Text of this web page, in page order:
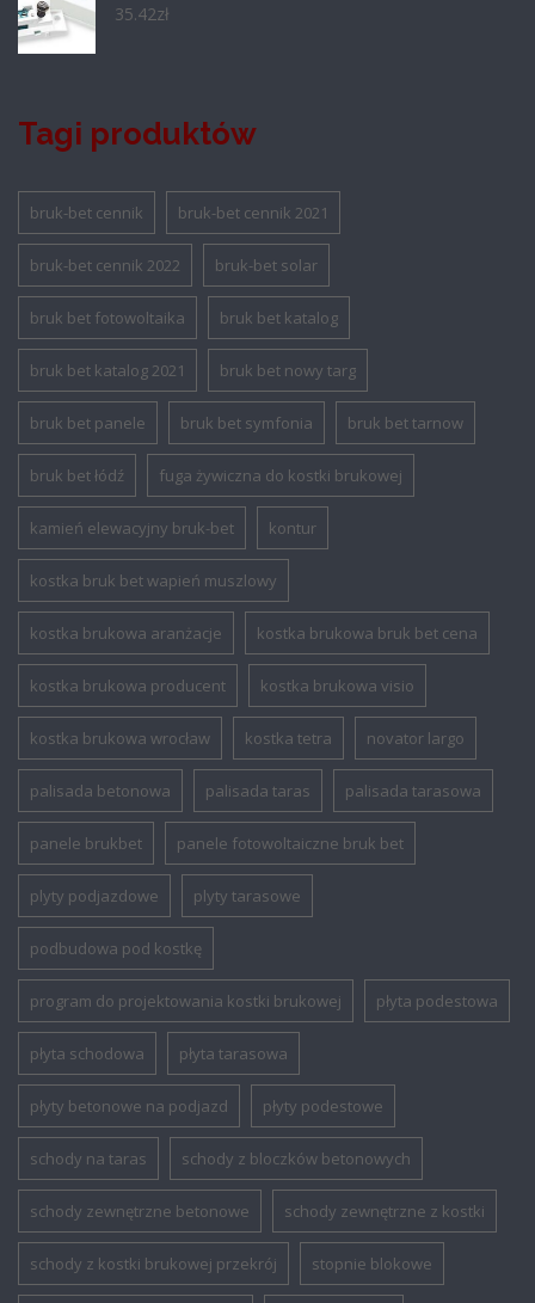
35.42zł
Tagi produktów
bruk-bet cennik bruk-bet cennik 2021
bruk-bet cennik 2022 bruk-bet solar
bruk bet fotowoltaika bruk bet katalog
bruk bet katalog 2021 bruk bet nowy targ
bruk bet panele bruk bet symfonia bruk bet tarnow
bruk bet łódź fuga żywiczna do kostki brukowej
kamień elewacyjny bruk-bet kontur
kostka bruk bet wapień muszlowy
kostka brukowa aranżacje kostka brukowa bruk bet cena
kostka brukowa producent kostka brukowa visio
kostka brukowa wrocław kostka tetra novator largo
palisada betonowa palisada taras palisada tarasowa
panele brukbet panele fotowoltaiczne bruk bet
plyty podjazdowe plyty tarasowe
podbudowa pod kostkę
program do projektowania kostki brukowej płyta podestowa
płyta schodowa płyta tarasowa
płyty betonowe na podjazd płyty podestowe
schody na taras schody z bloczków betonowych
schody zewnętrzne betonowe schody zewnętrzne z kostki
schody z kostki brukowej przekrój stopnie blokowe